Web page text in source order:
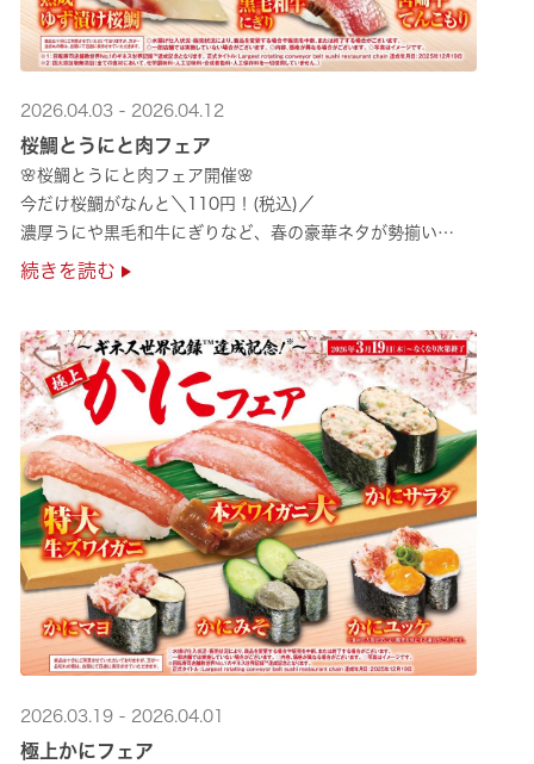
2026.04.03 - 2026.04.12
桜鯛とうにと肉フェア
🌸桜鯛とうにと肉フェア開催🌸
今だけ桜鯛がなんと＼110円！(税込)／
濃厚うにや黒毛和牛にぎりなど、春の豪華ネタが勢揃い
是非お越しください✨
続きを読む
2026.03.19 - 2026.04.01
極上かにフェア